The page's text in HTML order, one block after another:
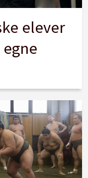
elever